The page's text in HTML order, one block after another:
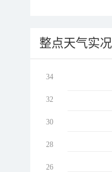
整点天气实况
34
32
30
28
26